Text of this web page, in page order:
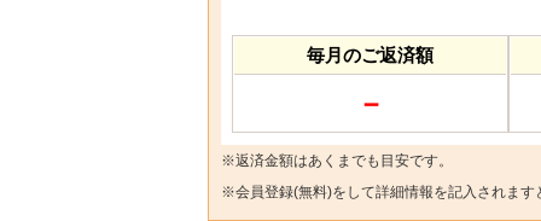
毎月のご返済額
－
※返済金額はあくまでも目安です。
※会員登録(無料)をして詳細情報を記入されま